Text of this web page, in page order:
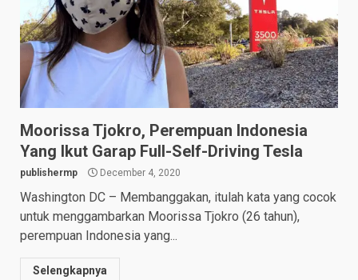
Moorissa Tjokro, Perempuan Indonesia
Yang Ikut Garap Full-Self-Driving Tesla
publishermp December 4, 2020
Washington DC – Membanggakan, itulah kata yang cocok
untuk menggambarkan Moorissa Tjokro (26 tahun),
perempuan Indonesia yang...
Selengkapnya